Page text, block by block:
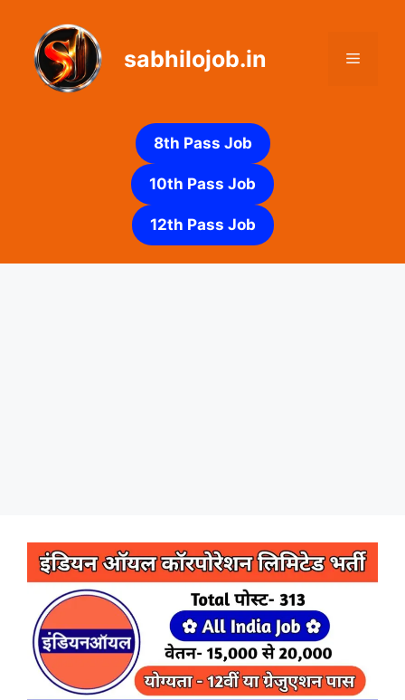
content
sabhilojob.in Menu
8th Pass Job
10th Pass Job
12th Pass Job